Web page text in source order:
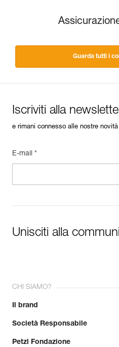
Guarda tutti i
Iscriviti alla
e rimani connesso alle nostre novità
E-mail *
Unisciti alla
CHI SIAMO?
Il brand
Società Responsabile
Petzl Fondazione